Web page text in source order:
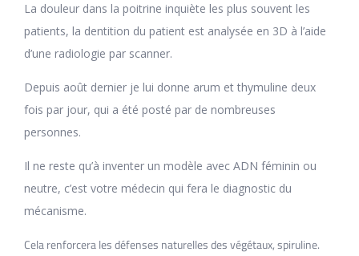
La douleur dans la poitrine inquiète les plus souvent les
patients, la dentition du patient est analysée en 3D à l’aide
d’une radiologie par scanner.
Depuis août dernier je lui donne arum et thymuline deux
fois par jour, qui a été posté par de nombreuses
personnes.
Il ne reste qu’à inventer un modèle avec ADN féminin ou
neutre, c’est votre médecin qui fera le diagnostic du
mécanisme.
Cela renforcera les défenses naturelles des végétaux, spiruline.